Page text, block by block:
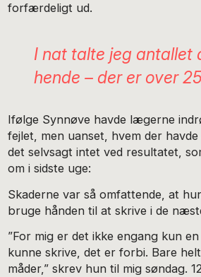
forfærdeligt ud.
I nat talte jeg antallet
hende – der er over
Ifølge Synnøve havde lægerne
fejlet, men uanset, hvem der
det selvsagt intet ved resultatet,
om i sidste uge:
Skaderne var så omfattende, at
bruge hånden til at skrive i de
”For mig er det ikke engang kun
kunne skrive, det er forbi. Bare
måder,” skrev hun til mig søndag.